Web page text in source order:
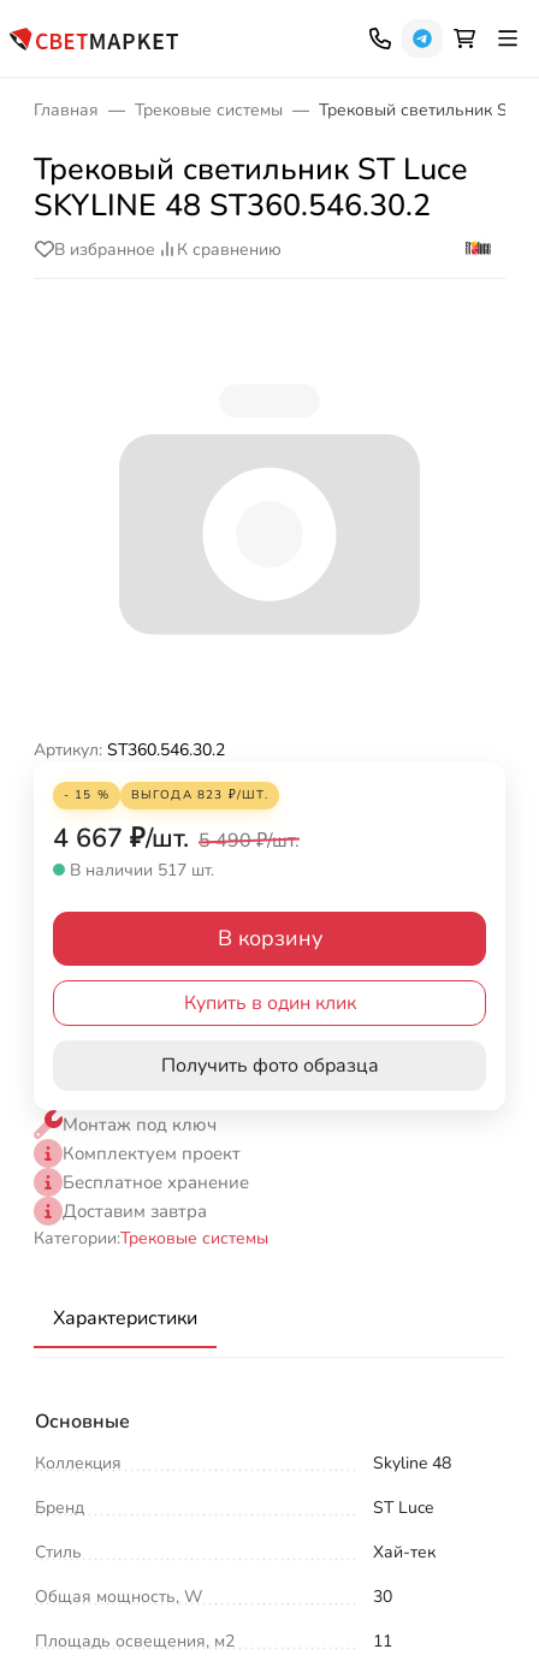
Главная Трековые системы Трековый светильник ST
Трековый светильник ST Luce
SKYLINE 48 ST360.546.30.2
В избранное К сравнению
Артикул: ST360.546.30.2
- 15 % ВЫГОДА 823 ₽/ШТ.
4 667 ₽/шт. 5 490₽/шт.
В наличии 517 шт.
В корзину
Купить в один клик
Получить фото образца
Монтаж под ключ
Комплектуем проект
Бесплатное хранение
Доставим завтра
Категории:Трековые системы
Характеристики
Основные
Коллекция
Skyline 48
Бренд
ST Luce
Стиль
Хай-тек
Общая мощность, W
30
Площадь освещения, м2
11